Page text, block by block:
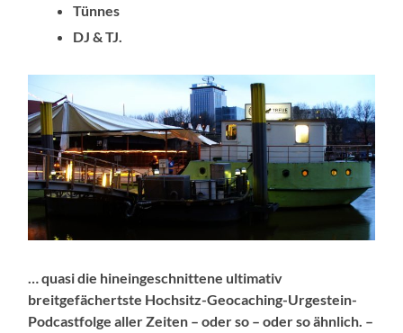
Tünnes
DJ & TJ.
… quasi die hineingeschnittene ultimativ
breitgefächertste Hochsitz-Geocaching-Urgestein-
Podcastfolge aller Zeiten – oder so – oder so ähnlich. –